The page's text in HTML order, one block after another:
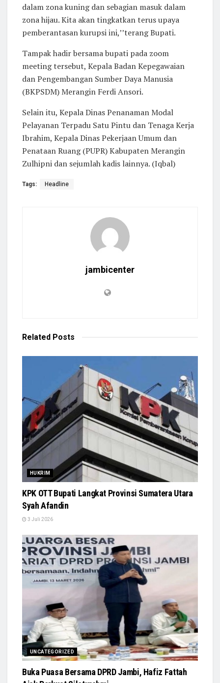
dalam zona kuning dan sebagian masuk dalam
zona hijau. Kita akan tingkatkan terus upaya
pemberantasan kurupsi ini,’’terang Bupati.
Tampak hadir bersama bupati pada zoom
meeting tersebut, Kepala Badan Kepegawaian
dan Pengembangan Sumber Daya Manusia
(BKPSDM) Merangin Ferdi Ansori.
Selain itu, Kepala Dinas Penanaman Modal
Pelayanan Terpadu Satu Pintu dan Tenaga Kerja
Ibrahim, Kepala Dinas Pekerjaan Umum dan
Penataan Ruang (PUPR) Kabupaten Merangin
Zulhipni dan sejumlah kadis lainnya. (Iqbal)
Tags: Headline
jambicenter
Related Posts
HUKRIM
KPK OTT Bupati Langkat Provinsi Sumatera Utara
Syah Afandin
3 Juli 2026
UNCATEGORIZED
Buka Puasa Bersama DPRD Jambi, Hafiz Fattah